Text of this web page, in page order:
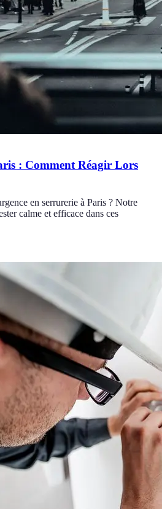
: Comment Réagir Lors
en serrurerie à Paris ? Notre
calme et efficace dans ces